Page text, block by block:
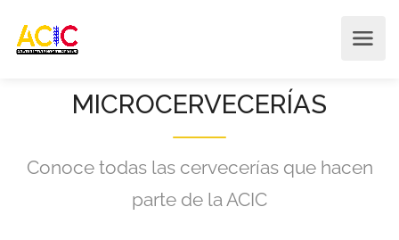
MICROCERVECERÍAS
Conoce todas las cervecerías que hacen
parte de la ACIC